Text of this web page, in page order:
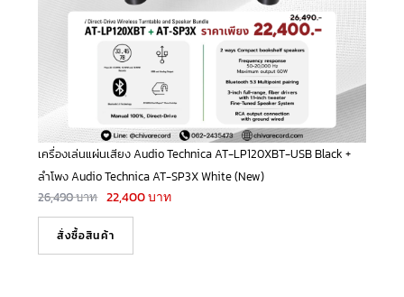
เครื่องเล่นแผ่นเสียง Audio Technica AT-LP120XBT-USB Black +
ลำโพง Audio Technica AT-SP3X White (New)
26,490บาท 22,400บาท
สั่งซื้อสินค้า